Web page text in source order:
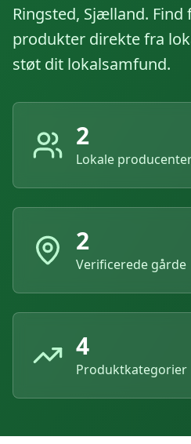
Ringsted, Sjælland. Find
produkter direkte fra
støt dit lokalsamfund.
2
Lokale
2
Verificerede gårde
4
Produktkategorier